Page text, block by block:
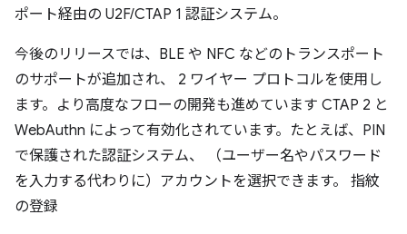
ポート経由の U2F/CTAP 1 認証システム。
今後のリリースでは、BLE や NFC などのトランスポート
のサポートが追加され、 2 ワイヤー プロトコルを使用し
ます。より高度なフローの開発も進めています CTAP 2 と
WebAuthn によって有効化されています。たとえば、PIN
で保護された認証システム、 （ユーザー名やパスワード
を入力する代わりに）アカウントを選択できます。 指紋
の登録